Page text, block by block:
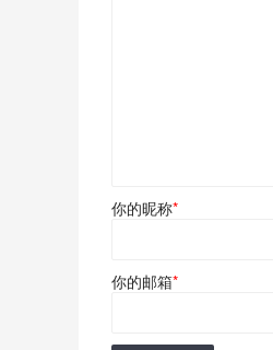
你的昵称*
你的邮箱*